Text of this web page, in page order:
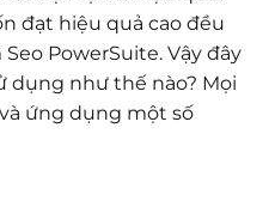
đạt hiệu quả cao đều
PowerSuite. Vậy đây
dụng như thế nào? Mọi
ứng dụng một số